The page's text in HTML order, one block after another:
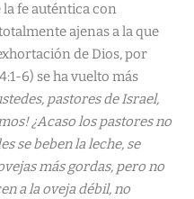
fe auténtica con
ajenas a la que
de Dios, por
6) se ha vuelto más
pastores de Israel,
¿Acaso los pastores no
se beben la leche, se
más gordas, pero no
a la oveja débil, no